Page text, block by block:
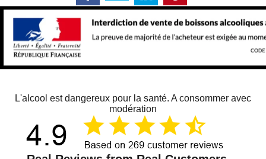
L'alcool est dangereux pour la santé. A consommer avec
modération